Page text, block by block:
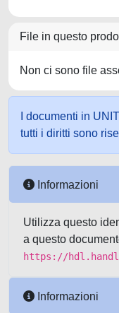
File in questo
Non ci sono file
I documenti in
tutti i diritti sono
Informazioni
Utilizza questo
a questo
https://
Informazioni